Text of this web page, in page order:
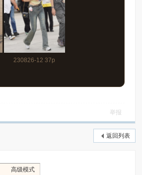
230826-12 37p
举报
返回列表
高级模式